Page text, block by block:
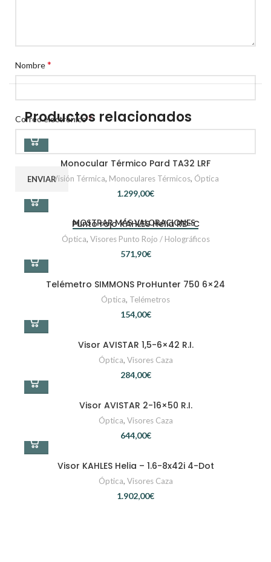
Nombre*
Correo electrónico*
MOSTRAR MÁS VALORACIONES
Productos relacionados
Monocular Térmico Pard TA32 LRF
Visión Térmica, Monoculares Térmicos, Óptica
€
Punto rojo KAHLES Helia RD-C
Óptica, Visores Punto Rojo / Holográficos
€
Telémetro SIMMONS ProHunter 750 6×24
Óptica, Telémetros
€
Visor AVISTAR 1,5-6×42 R.I.
Óptica, Visores Caza
€
Visor AVISTAR 2-16×50 R.I.
Óptica, Visores Caza
€
Visor KAHLES Helia – 1.6-8x42i 4-Dot
Óptica, Visores Caza
€